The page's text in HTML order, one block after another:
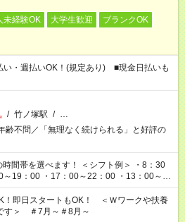
未経験OK 大学生歓迎
ブランクOK
・週払いOK！(規定あり) ■現金日払いも
/ 竹ノ塚駅 / …
齢不問／「無理なく続けられる」と好評の
～19：00 ・17：00～22：00 ・13：00～
翌6：00 など
！即日スタートもOK！ ＜Ｗワークや扶養
す＞ ＃7月～＃8月～